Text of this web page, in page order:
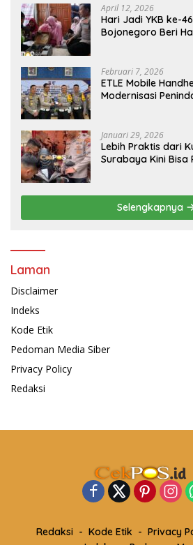
April 12, 2026
Hari Jadi YKB ke-
Bojonegoro Beri
Februari 7, 2026
ETLE Mobile
Modernisasi
Januari 29, 2026
Lebih Praktis dari
Surabaya Kini Bisa
Selengkapnya
Laman
Disclaimer
Indeks
Kode Etik
Pedoman Media Siber
Privacy Policy
Redaksi
Redaksi Kode Etik Privacy